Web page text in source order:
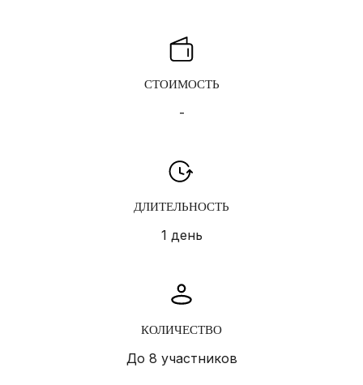
СТОИМОСТЬ
-
ДЛИТЕЛЬНОСТЬ
1 день
КОЛИЧЕСТВО
До 8 участников